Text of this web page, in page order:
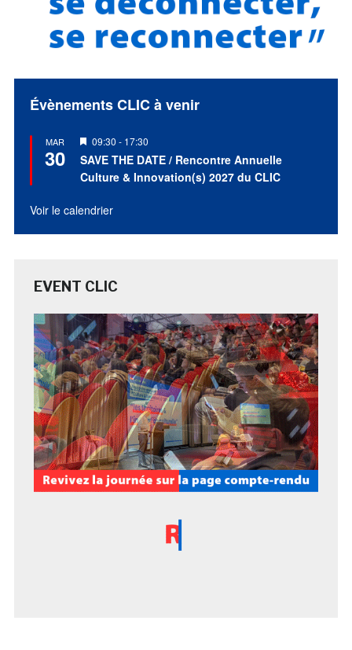
Évènements CLIC à venir
MAR
30
Mis
en
avant
09:30 - 17:30
SAVE THE DATE / Rencontre Annuelle
Culture & Innovation(s) 2027 du CLIC
Voir le calendrier
EVENT CLIC